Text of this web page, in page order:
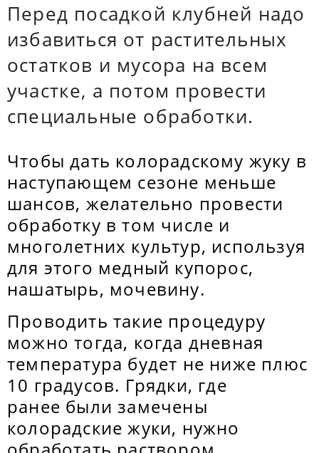
Перед посадкой клубней надо
избавиться от растительных
остатков и мусора на всем
участке, а потом провести
специальные обработки.
Чтобы дать колорадскому жуку в
наступающем сезоне меньше
шансов, желательно провести
обработку в том числе и
многолетних культур, используя
для этого медный купорос,
нашатырь, мочевину.
Проводить такие процедуру
можно тогда, когда дневная
температура будет не ниже плюс
10 градусов. Грядки, где
ранее были замечены
колорадские жуки, нужно